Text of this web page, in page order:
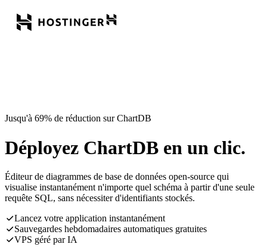
Jusqu'à 69% de réduction sur ChartDB
Déployez ChartDB en un clic.
Éditeur de diagrammes de base de données open-source qui
visualise instantanément n'importe quel schéma à partir d'une seule
requête SQL, sans nécessiter d'identifiants stockés.
Lancez votre application instantanément
Sauvegardes hebdomadaires automatiques gratuites
VPS géré par IA